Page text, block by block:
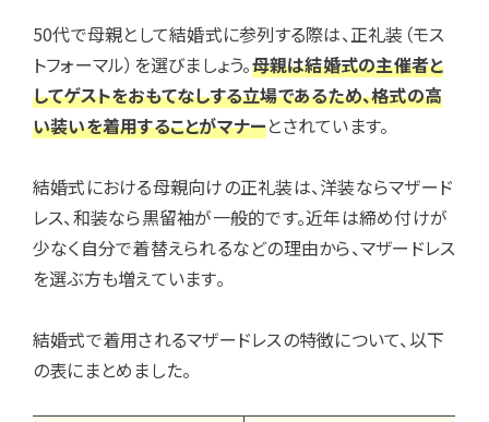
50代で母親として結婚式に参列する際は、正礼装（モス
トフォーマル）を選びましょう。母親は結婚式の主催者と
してゲストをおもてなしする立場であるため、格式の高
い装いを着用することがマナーとされています。
結婚式における母親向けの正礼装は、洋装ならマザード
レス、和装なら黒留袖が一般的です。近年は締め付けが
少なく自分で着替えられるなどの理由から、マザードレス
を選ぶ方も増えています。
結婚式で着用されるマザードレスの特徴について、以下
の表にまとめました。